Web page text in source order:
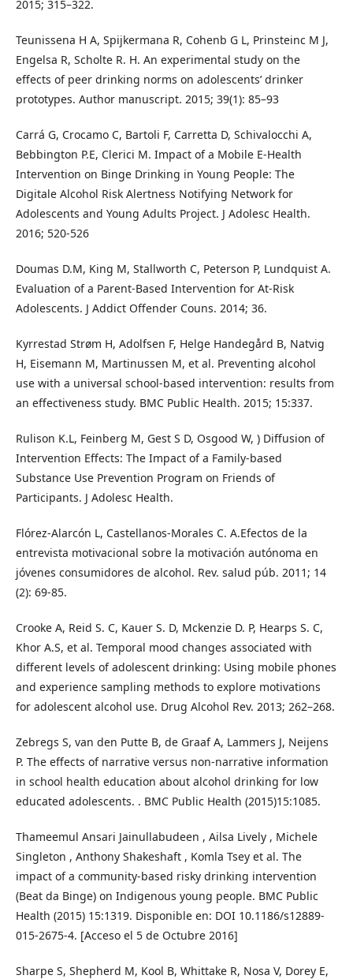
2015; 315–322.
Teunissena H A, Spijkermana R, Cohenb G L, Prinsteinc M J,
Engelsa R, Scholte R. H. An experimental study on the
effects of peer drinking norms on adolescents’ drinker
prototypes. Author manuscript. 2015; 39(1): 85–93
Carrá G, Crocamo C, Bartoli F, Carretta D, Schivalocchi A,
Bebbington P.E, Clerici M. Impact of a Mobile E-Health
Intervention on Binge Drinking in Young People: The
Digitale Alcohol Risk Alertness Notifying Network for
Adolescents and Young Adults Project. J Adolesc Health.
2016; 520-526
Doumas D.M, King M, Stallworth C, Peterson P, Lundquist A.
Evaluation of a Parent-Based Intervention for At-Risk
Adolescents. J Addict Offender Couns. 2014; 36.
Kyrrestad Strøm H, Adolfsen F, Helge Handegård B, Natvig
H, Eisemann M, Martinussen M, et al. Preventing alcohol
use with a universal school-based intervention: results from
an effectiveness study. BMC Public Health. 2015; 15:337.
Rulison K.L, Feinberg M, Gest S D, Osgood W, ) Diffusion of
Intervention Effects: The Impact of a Family-based
Substance Use Prevention Program on Friends of
Participants. J Adolesc Health.
Flórez-Alarcón L, Castellanos-Morales C. A.Efectos de la
entrevista motivacional sobre la motivación autónoma en
jóvenes consumidores de alcohol. Rev. salud púb. 2011; 14
(2): 69-85.
Crooke A, Reid S. C, Kauer S. D, Mckenzie D. P, Hearps S. C,
Khor A.S, et al. Temporal mood changes associated with
different levels of adolescent drinking: Using mobile phones
and experience sampling methods to explore motivations
for adolescent alcohol use. Drug Alcohol Rev. 2013; 262–268.
Zebregs S, van den Putte B, de Graaf A, Lammers J, Neijens
P. The effects of narrative versus non-narrative information
in school health education about alcohol drinking for low
educated adolescents. . BMC Public Health (2015)15:1085.
Thameemul Ansari Jainullabudeen , Ailsa Lively , Michele
Singleton , Anthony Shakeshaft , Komla Tsey et al. The
impact of a community-based risky drinking intervention
(Beat da Binge) on Indigenous young people. BMC Public
Health (2015) 15:1319. Disponible en: DOI 10.1186/s12889-
015-2675-4. [Acceso el 5 de Octubre 2016]
Sharpe S, Shepherd M, Kool B, Whittake R, Nosa V, Dorey E,